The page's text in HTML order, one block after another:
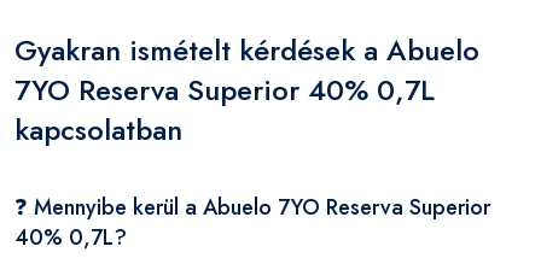
Gyakran ismételt kérdések a Abuelo
7YO Reserva Superior 40% 0,7L
kapcsolatban
❓ Mennyibe kerül a Abuelo 7YO Reserva Superior
40% 0,7L?